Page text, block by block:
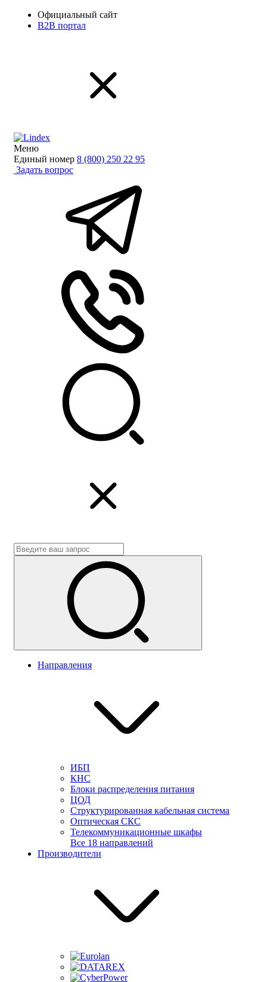
Официальный сайт
B2B портал
Меню
Единый номер 8 (800) 250 22 95
Задать вопрос
Направления
ИБП
КНС
Блоки распределения питания
ЦОД
Структурированная кабельная система
Оптическая СКС
Телекоммуникационные шкафы
Все 18 направлений
Производители